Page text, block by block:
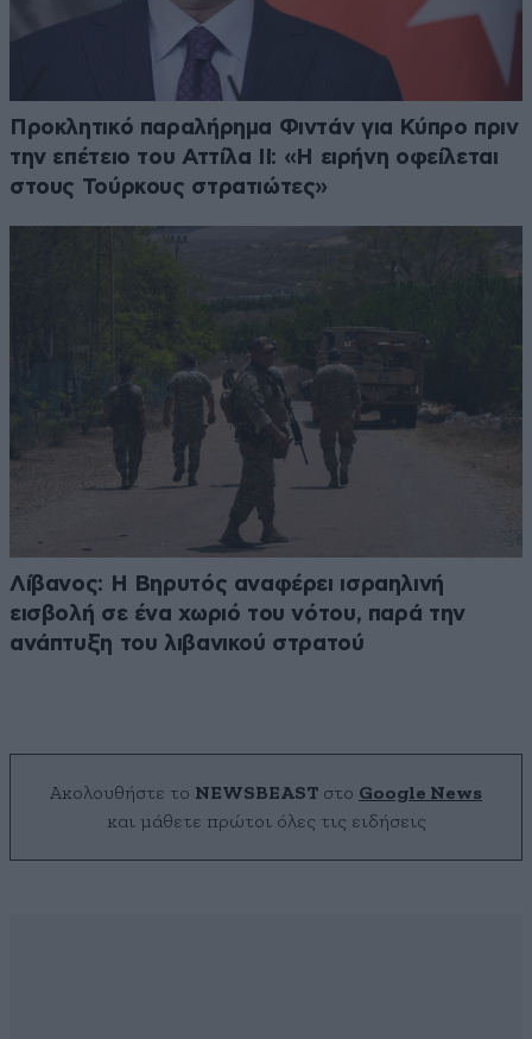
Προκλητικό παραλήρημα Φιντάν για Κύπρο πριν
την επέτειο του Αττίλα ΙΙ: «Η ειρήνη οφείλεται
στους Τούρκους στρατιώτες»
Λίβανος: Η Βηρυτός αναφέρει ισραηλινή
εισβολή σε ένα χωριό του νότου, παρά την
ανάπτυξη του λιβανικού στρατού
Ακολουθήστε το NEWSBEAST στο Google News
και μάθετε πρώτοι όλες τις ειδήσεις